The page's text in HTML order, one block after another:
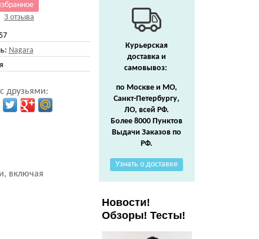
3 отзыва
Nagara
друзьями:
включая
Курьерская
доставка и
самовывоз:
по Москве и МО,
Санкт-Петербургу,
ЛО, всей РФ.
Более 8000 Пунктов
Выдачи Заказов по
РФ.
Узнать о доставке
Новости!
Обзоры! Тесты!